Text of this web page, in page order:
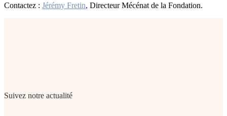
Contactez : Jérémy Fretin, Directeur Mécénat de la Fondation.
Suivez notre actualité